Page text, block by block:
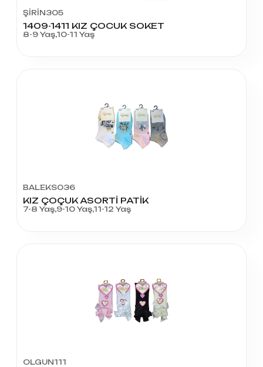
ŞİRİN305
1409-1411 KIZ ÇOCUK SOKET
8-9 Yaş,10-11 Yaş
BALEKS036
KIZ ÇOÇUK ASORTİ PATİK
7-8 Yaş,9-10 Yaş,11-12 Yaş
OLGUN111